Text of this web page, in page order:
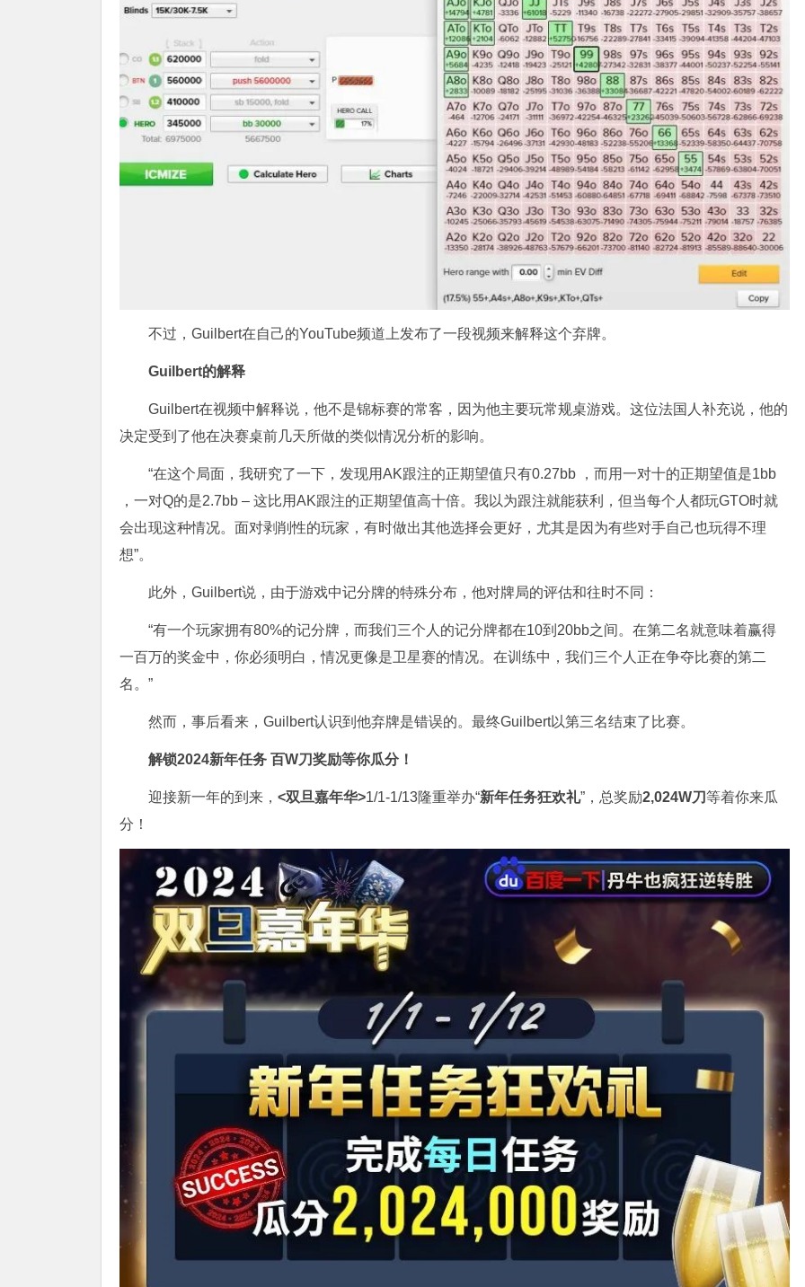
不过，Guilbert在自己的YouTube频道上发布了一段视频来解释这个弃牌。
Guilbert的解释
Guilbert在视频中解释说，他不是锦标赛的常客，因为他主要玩常规桌游戏。这位法国人补充说，他的
决定受到了他在决赛桌前几天所做的类似情况分析的影响。
“在这个局面，我研究了一下，发现用AK跟注的正期望值只有0.27bb ，而用一对十的正期望值是1bb
，一对Q的是2.7bb – 这比用AK跟注的正期望值高十倍。我以为跟注就能获利，但当每个人都玩GTO时就
会出现这种情况。面对剥削性的玩家，有时做出其他选择会更好，尤其是因为有些对手自己也玩得不理
想”。
此外，Guilbert说，由于游戏中记分牌的特殊分布，他对牌局的评估和往时不同：
“有一个玩家拥有80%的记分牌，而我们三个人的记分牌都在10到20bb之间。在第二名就意味着赢得
一百万的奖金中，你必须明白，情况更像是卫星赛的情况。在训练中，我们三个人正在争夺比赛的第二
名。”
然而，事后看来，Guilbert认识到他弃牌是错误的。最终Guilbert以第三名结束了比赛。
解锁2024新年任务 百W刀奖励等你瓜分！
迎接新一年的到来， <双旦嘉年华>1/1-1/13隆重举办“新年任务狂欢礼”，总奖励2,024W刀等着你来瓜
分！